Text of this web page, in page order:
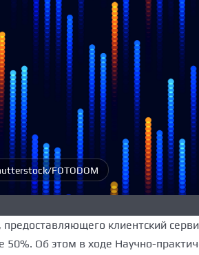
FOTODOM
клиентский
Об этом в ходе Научно-